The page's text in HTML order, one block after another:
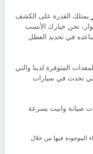
يمتلك القدرة على الكشف
نحن خيارك الأنسب
في تحديد العطل
المتوفرة لدينا والتي
تحدث في سيارات
صيانة وانيت بسرعة
الموجودة فيها من خلال